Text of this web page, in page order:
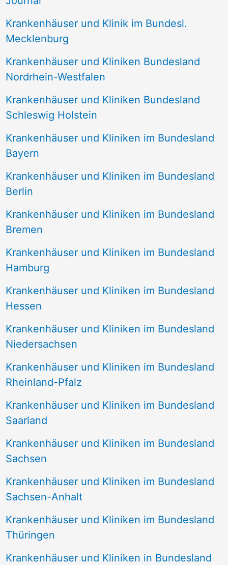
c
:
Krankenhäuser und Klinik im Bundesl.
Mecklenburg
Krankenhäuser und Kliniken Bundesland
Nordrhein-Westfalen
Krankenhäuser und Kliniken Bundesland
Schleswig Holstein
Krankenhäuser und Kliniken im Bundesland
Bayern
Krankenhäuser und Kliniken im Bundesland
Berlin
Krankenhäuser und Kliniken im Bundesland
Bremen
Krankenhäuser und Kliniken im Bundesland
Hamburg
Krankenhäuser und Kliniken im Bundesland
Hessen
Krankenhäuser und Kliniken im Bundesland
Niedersachsen
Krankenhäuser und Kliniken im Bundesland
Rheinland-Pfalz
Krankenhäuser und Kliniken im Bundesland
Saarland
Krankenhäuser und Kliniken im Bundesland
Sachsen
Krankenhäuser und Kliniken im Bundesland
Sachsen-Anhalt
Krankenhäuser und Kliniken im Bundesland
Thüringen
Krankenhäuser und Kliniken in Bundesland